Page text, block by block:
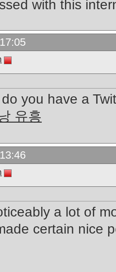
with this
you have a
유흥
a lot of
certain nice